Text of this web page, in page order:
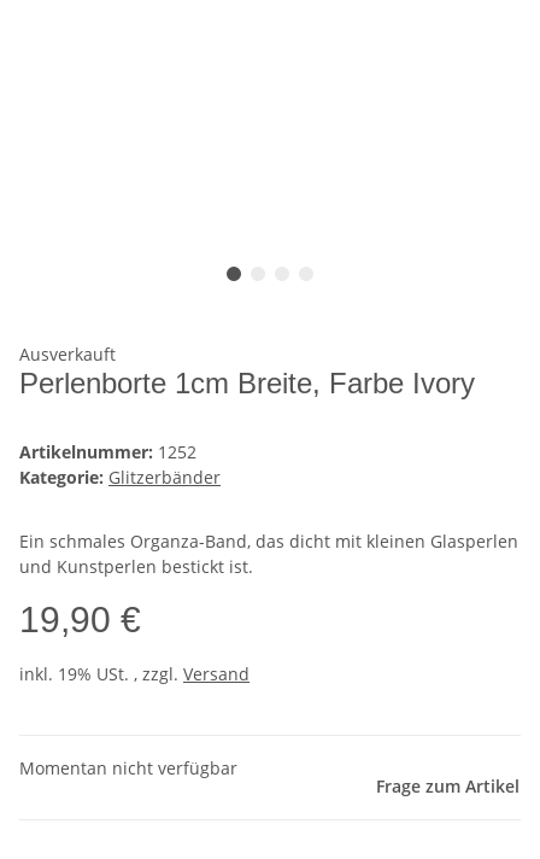
Ausverkauft
Perlenborte 1cm Breite, Farbe Ivory
Artikelnummer: 1252
Kategorie: Glitzerbänder
Ein schmales Organza-Band, das dicht mit kleinen Glasperlen
und Kunstperlen bestickt ist.
19,90 €
inkl. 19% USt. , zzgl. Versand
Momentan nicht verfügbar
Frage zum Artikel